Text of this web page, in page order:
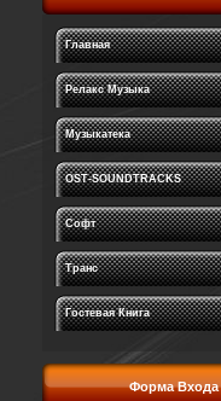
Главная
Релакс Музыка
Музыкатека
OST-SOUNDTRACKS
Софт
Транс
Гостевая Книга
Форма Входа